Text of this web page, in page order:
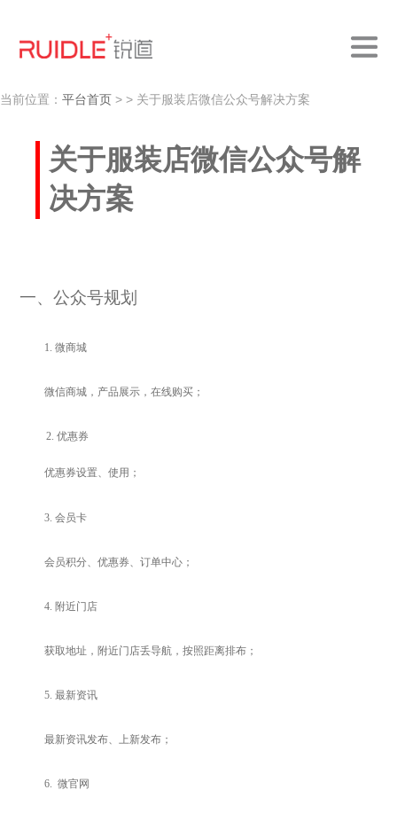
当前位置： 平台首页 > > 关于服装店微信公众号解决方案
关于服装店微信公众号解
决方案
一、公众号规划
1.微商城
微信商城，产品展示，在线购买；
2.优惠券
优惠券设置、使用；
3.会员卡
会员积分、优惠券、订单中心；
4. 附近门店
获取地址，附近门店丢导航，按照距离排布；
5.最新资讯
最新资讯发布、上新发布 ；
6.微官网